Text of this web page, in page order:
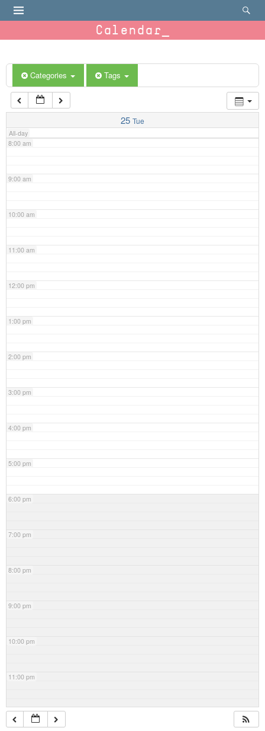
Calendar
Categories Tags
25 Tue
All-day
6:00 am
7:00 am
8:00 am
9:00 am
10:00 am
11:00 am
12:00 pm
1:00 pm
2:00 pm
3:00 pm
4:00 pm
5:00 pm
6:00 pm
7:00 pm
8:00 pm
9:00 pm
10:00 pm
11:00 pm